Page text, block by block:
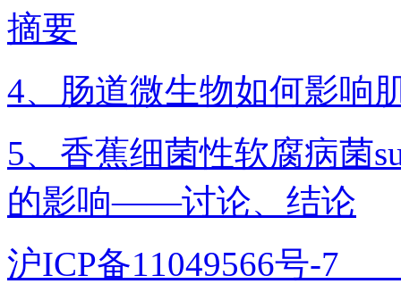
摘要
4、肠道微生物如何影响
5、香蕉细菌性软腐病菌
的影响——讨论、结论
沪ICP备11049566号